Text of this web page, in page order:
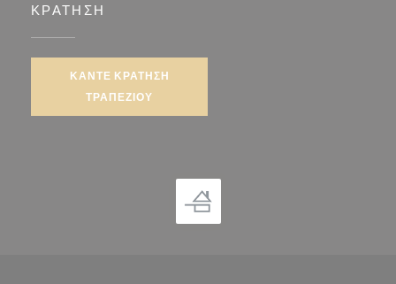
ΚΡΆΤΗΣΗ
ΚΆΝΤΕ ΚΡΆΤΗΣΗ
ΤΡΑΠΕΖΙΟΎ